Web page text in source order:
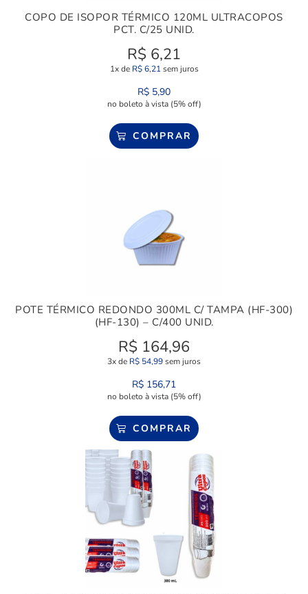
COPO DE ISOPOR TÉRMICO 120ML ULTRACOPOS
PCT. C/25 UNID.
R$ 6,21
1x de R$6,21sem juros
R$ 5,90
no boleto à vista (5% off)
COMPRAR
POTE TÉRMICO REDONDO 300ML C/ TAMPA (HF-300)
(HF-130) – C/400 UNID.
R$ 164,96
3x de R$ 54,99sem juros
R$ 156,71
no boleto à vista (5% off)
COMPRAR